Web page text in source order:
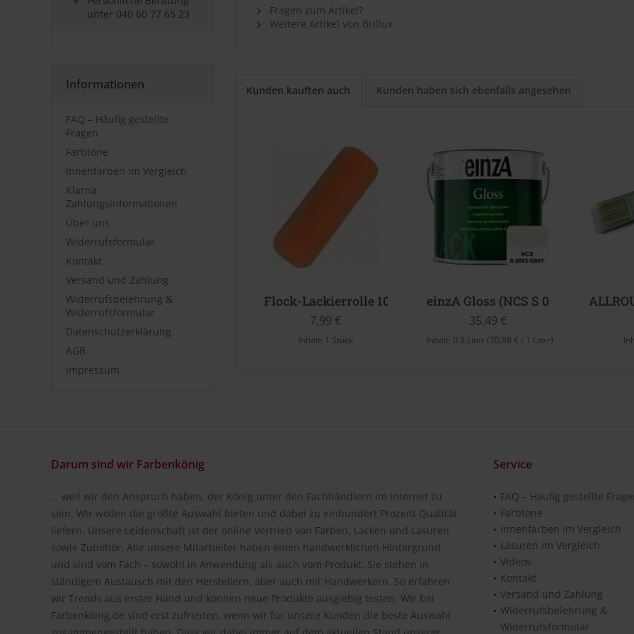
unter 040 60 77 65 23
Informationen
FAQ – Häufig gestellte
Fragen
Farbtöne
Innenfarben im Vergleich
Klarna
Zahlungsinformationen
Über uns
Widerrufsformular
Kontakt
Versand und Zahlung
Widerrufsbelehrung &
Widerrufsformular
Datenschutzerklärung
AGB
Impressum
Fragen zum Artikel?
Weitere Artikel von Brillux
Kunden kauften auch Kunden haben sich ebenfalls angesehen
Flock-Lackierrolle 100 mm
7,99 €
Inhalt: 1 Stück
einzA Gloss (NCS S 0603-G80Y)
35,49 €
Inhalt: 0.5 Liter (70,98 € / 1 Liter)
Darum sind wir Farbenkönig
… weil wir den Anspruch haben, der König unter den Fachhändlern im Internet zu
sein. Wir wollen die größte Auswahl bieten und dabei zu einhundert Prozent Qualität
liefern. Unsere Leidenschaft ist der online Vertrieb von Farben, Lacken und Lasuren
sowie Zubehör. Alle unsere Mitarbeiter haben einen handwerklichen Hintergrund
und sind vom Fach – sowohl in Anwendung als auch vom Produkt. Sie stehen in
ständigem Austausch mit den Herstellern, aber auch mit Handwerkern. So erfahren
wir Trends aus erster Hand und können neue Produkte ausgiebig testen. Wir bei
Farbenkönig.de sind erst zufrieden, wenn wir für unsere Kunden die beste Auswahl
Service
FAQ – Häufig gestellte
Farbtöne
Innenfarben im Vergleich
Lasuren im Vergleich
Videos
Kontakt
Versand und Zahlung
Widerrufsbelehrung &
Widerrufsformular